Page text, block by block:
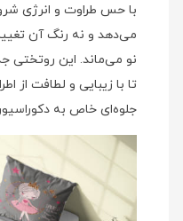
با حس طراوت و انرژی
می‌دهد و نه رنگ آن
نو می‌ماند. این روتختی
تا با زیبایی و لطافت از
جلوه‌ای خاص به